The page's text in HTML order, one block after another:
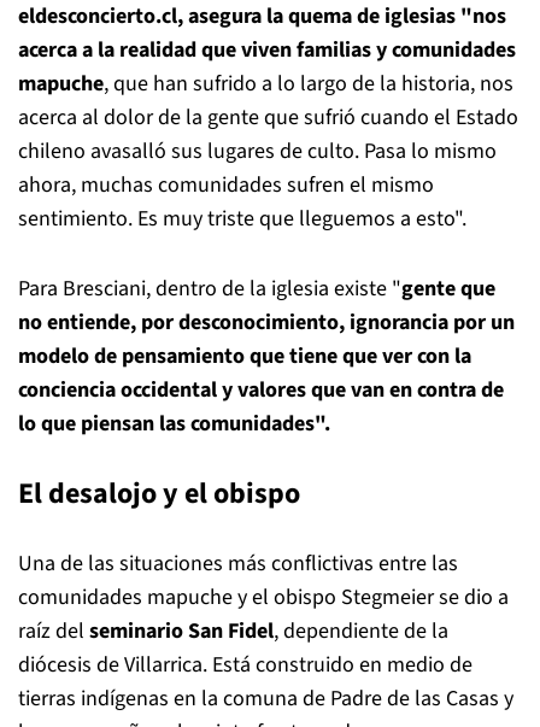
eldesconcierto.cl, asegura la quema de iglesias "nos
acerca a la realidad que viven familias y comunidades
mapuche, que han sufrido a lo largo de la historia, nos
acerca al dolor de la gente que sufrió cuando el Estado
chileno avasalló sus lugares de culto. Pasa lo mismo
ahora, muchas comunidades sufren el mismo
sentimiento. Es muy triste que lleguemos a esto".
Para Bresciani, dentro de la iglesia existe "gente que
no entiende, por desconocimiento, ignorancia por un
modelo de pensamiento que tiene que ver con la
conciencia occidental y valores que van en contra de
lo que piensan las comunidades".
El desalojo y el obispo
Una de las situaciones más conflictivas entre las
comunidades mapuche y el obispo Stegmeier se dio a
raíz del seminario San Fidel, dependiente de la
diócesis de Villarrica. Está construido en medio de
tierras indígenas en la comuna de Padre de las Casas y